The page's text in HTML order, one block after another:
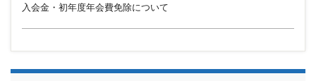
入会金・初年度年会費免除について